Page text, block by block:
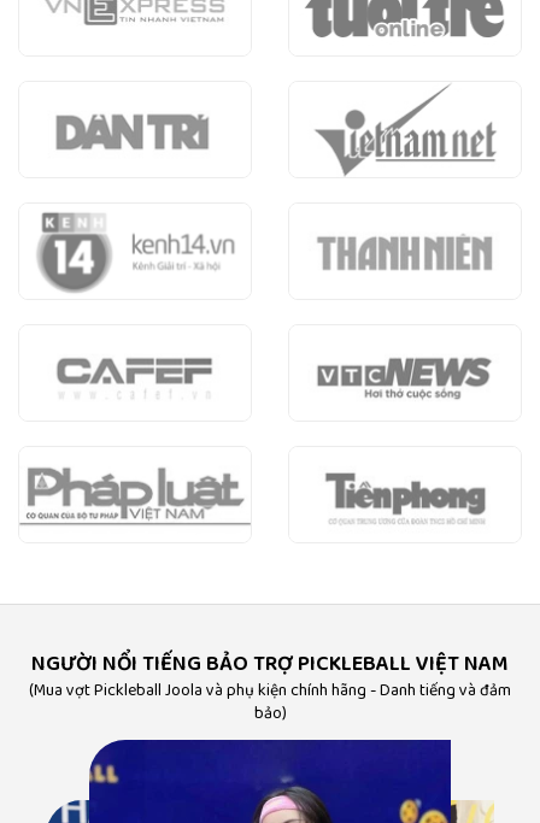
NGƯỜI NỔI TIẾNG BẢO TRỢ PICKLEBALL VIỆT NAM
(Mua vợt Pickleball Joola và phụ kiện chính hãng - Danh tiếng và đảm
bảo)